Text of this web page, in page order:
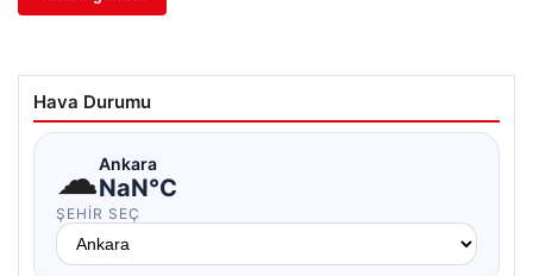
Hava Durumu
☁Ankara
NaN°C
ŞEHIR SEÇ